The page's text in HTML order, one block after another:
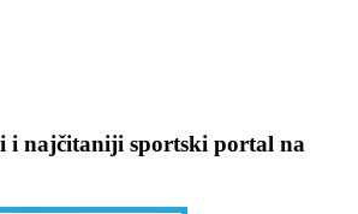
i najčitaniji sportski portal na